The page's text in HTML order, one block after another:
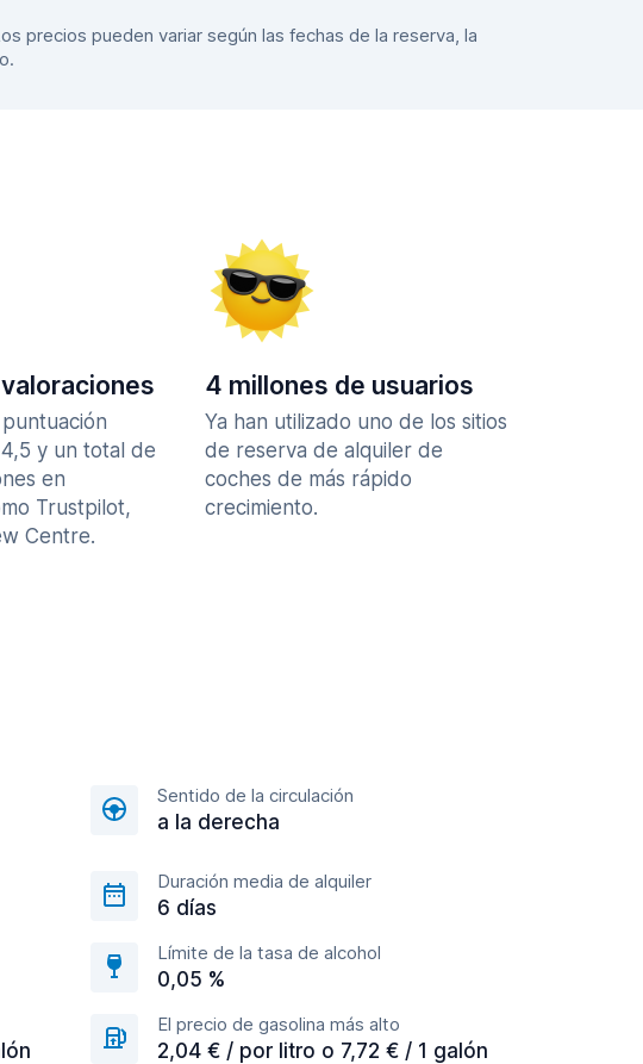
precios pueden variar según las fechas de la reserva, la
puntuación
y un total de
en
Trustpilot,
Centre.
4 millones de usuarios
Ya han utilizado uno de los sitios
de reserva de alquiler de
coches de más rápido
crecimiento.
Sentido de la circulación
a la derecha
Duración media de alquiler
6 días
Límite de la tasa de alcohol
0,05 %
El precio de gasolina más alto
2,04 € / por litro o 7,72 € / 1 galón